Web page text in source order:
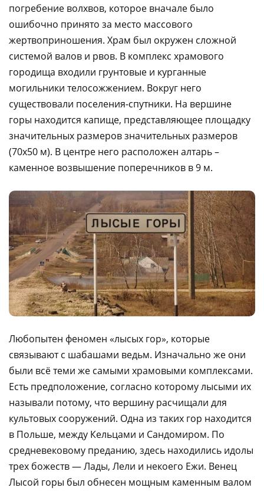
погребение волхвов, которое вначале было
ошибочно принято за место массового
жертвоприношения. Храм был окружен сложной
системой валов и рвов. В комплекс храмового
городища входили грунтовые и курганные
могильники телосожжением. Вокруг него
существовали поселения-спутники. На вершине
горы находится капище, представляющее площадку
значительных размеров значительных размеров
(70х50 м). В центре него расположен алтарь –
каменное возвышение поперечников в 9 м.
Любопытен феномен «лысых гор», которые
связывают с шабашами ведьм. Изначально же они
были всё теми же самыми храмовыми комплексами.
Есть предположение, согласно которому лысыми их
называли потому, что вершину расчищали для
культовых сооружений. Одна из таких гор находится
в Польше, между Кельцами и Сандомиром. По
средневековому преданию, здесь находились идолы
трех божеств — Лады, Лели и некоего Ежи. Венец
Лысой горы был обнесен мощным каменным валом